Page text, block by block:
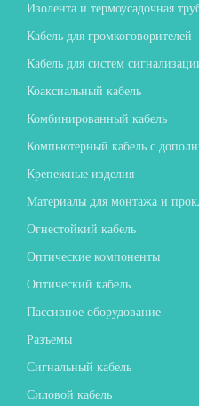
Изолента и термоусадочная
Кабель для громкоговорителей
Кабель для систем
Коаксиальный кабель
Комбинированный кабель
Компьютерный кабель с
Крепежные изделия
Материалы для монтажа и
Огнестойкий кабель
Оптические компоненты
Оптический кабель
Пассивное оборудование
Разъемы
Сигнальный кабель
Силовой кабель